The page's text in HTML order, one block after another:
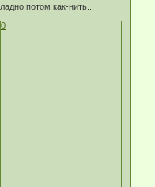
ладно потом как-нить...
0